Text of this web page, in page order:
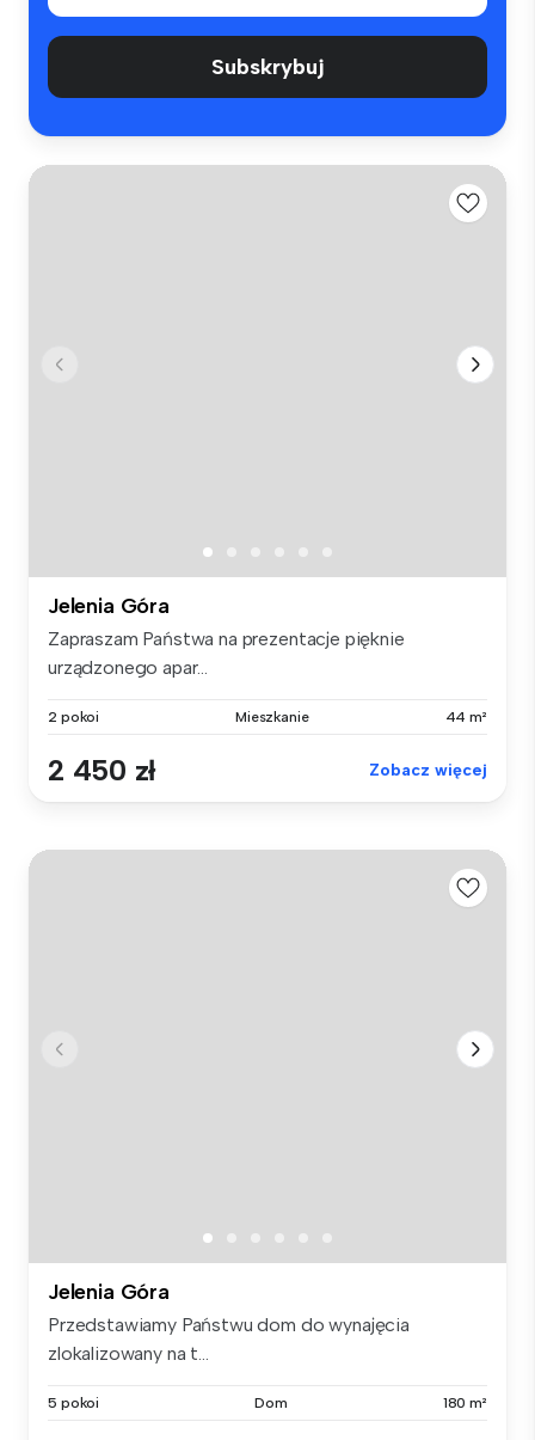
Subskrybuj
Jelenia Góra
Zapraszam Państwa na prezentacje pięknie
urządzonego apar...
2 pokoi Mieszkanie 44 m²
2 450 zł Zobacz więcej
Jelenia Góra
Przedstawiamy Państwu dom do wynajęcia
zlokalizowany na t...
5 pokoi Dom 180 m²